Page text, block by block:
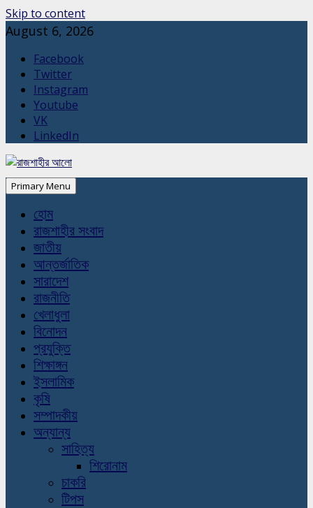
Skip to content
August 6, 2026
Facebook
Twitter
Instagram
Youtube
VK
LinkedIn
Primary Menu
হোম
রাজশাহীর সংবাদ
জাতীয়
আন্তর্জাতিক
সারাদেশ
রাজনীতি
খেলাধুলা
বিনোদন
প্রযুক্তি
শিক্ষাঙ্গন
ইসলামিক
কৃষি
সম্পাদকীয়
অন্যান্য
সাহিত্য
শিরোনাম
চাকরি
টিপস